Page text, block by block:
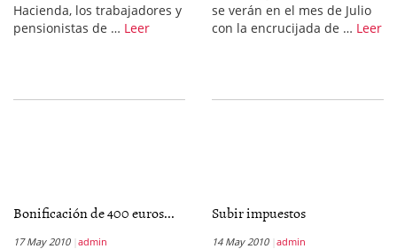
Hacienda, los trabajadores y
pensionistas de … Leer
se verán en el mes de Julio
con la encrucijada de … Leer
Bonificación de 400 euros...
17 May 2010 admin
Subir impuestos
14 May 2010 admin